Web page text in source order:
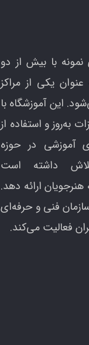
با بیش از دو
یکی از مراکز
این آموزشگاه با
به‌روز و استفاده از
آموزشی در حوزه
تلاش داشته است
ارائه دهد.
فنی و حرفه‌ای
فعالیت می‌کند.